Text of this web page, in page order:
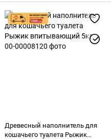
Древесный наполнитель для
кошачьего туалета Рыжик